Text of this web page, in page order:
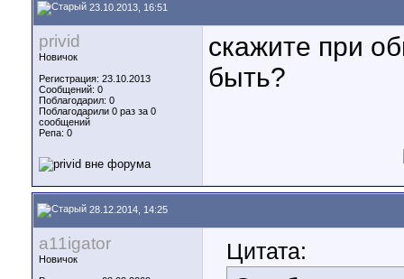
23.10.2013, 16:51
privid
Новичок
Регистрация: 23.10.2013
Сообщений: 0
Поблагодарил: 0
Поблагодарили 0 раз за 0
сообщений
Репа: 0
скажите при
быть?
28.12.2014, 14:25
a11igator
Новичок
Цитата: